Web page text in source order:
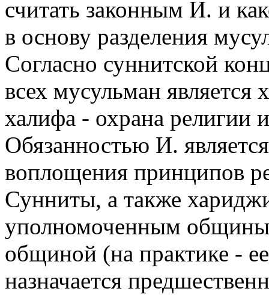
считать законным И. и
в основу разделения
Согласно суннитской
всех мусульман
халифа - охрана религии
Обязанностью И.
воплощения принципов
Сунниты, а также
уполномоченным
общиной (на практике -
назначается